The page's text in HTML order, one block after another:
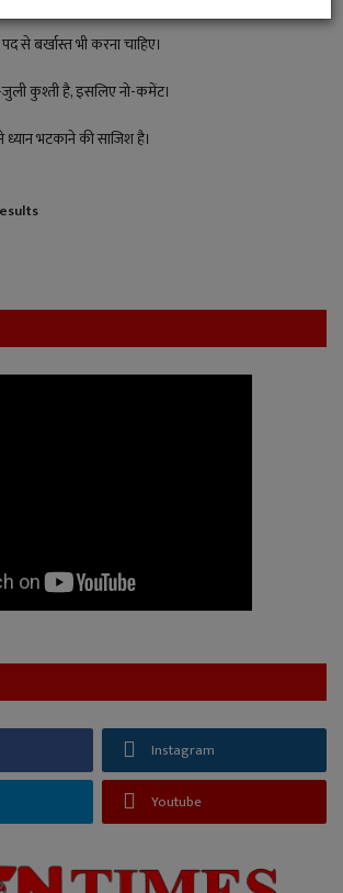
से बर्खास्त भी करना चाहिए।
जुली कुश्ती है, इसलिए नो-कमेंट।
भटकाने की साजिश है।
Instagram
Youtube